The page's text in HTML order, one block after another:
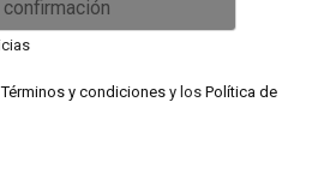
Términos y condicionesy los Política de